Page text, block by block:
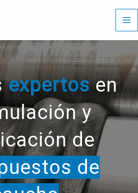
expertosen
y
de
de